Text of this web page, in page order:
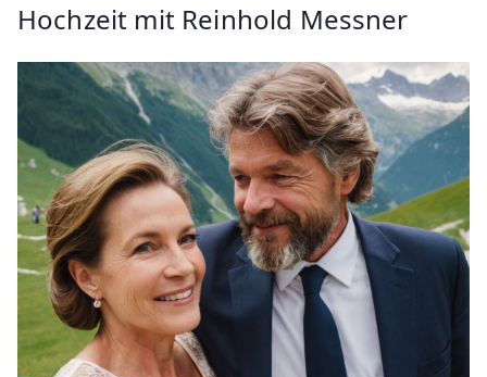
Hochzeit mit Reinhold Messner